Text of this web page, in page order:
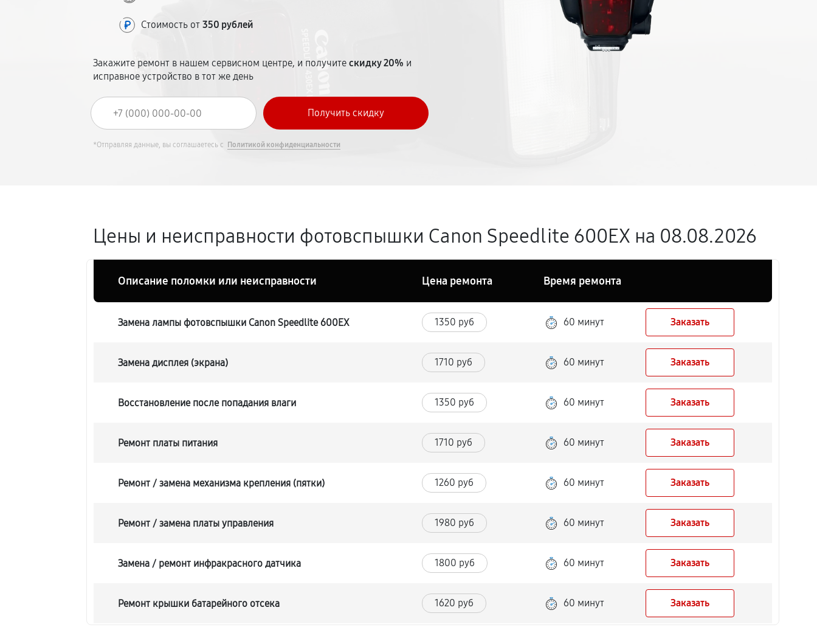
Стоимость от350 рублей
Закажите ремонт в нашем сервисном центре, и получитескидку 20% и
исправное устройство в тот же день
*Отправляя данные, вы соглашаетесь с Политикой конфиденциальности
Цены и неисправности фотовспышки Canon Speedlite 600EX на 08.08.2026
Описание поломки или неисправности Цена ремонта Время ремонта
Замена лампы фотовспышки Canon Speedlite 600EX 1350 руб 60 минут Заказать
Замена дисплея (экрана) 1710 руб 60 минут Заказать
Восстановление после попадания влаги 1350 руб 60 минут Заказать
Ремонт платы питания 1710 руб 60 минут Заказать
Ремонт / замена механизма крепления (пятки) 1260 руб 60 минут Заказать
Ремонт / замена платы управления 1980 руб 60 минут Заказать
Замена / ремонт инфракрасного датчика 1800 руб 60 минут Заказать
Ремонт крышки батарейного отсека 1620 руб 60 минут Заказать